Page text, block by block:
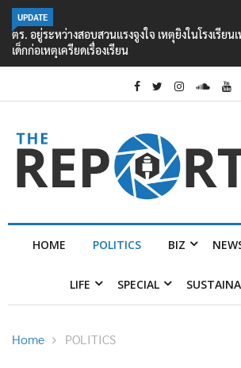
UPDATE
ตร. อยู่ระหว่างสอบสวนแรงจูงใจ เหตุยิงในโรงเรี
เด็กก่อเหตุเครียดเรื่องเรียน
HOME POLITICS BIZ
LIFE SPECIAL
Home POLITICS